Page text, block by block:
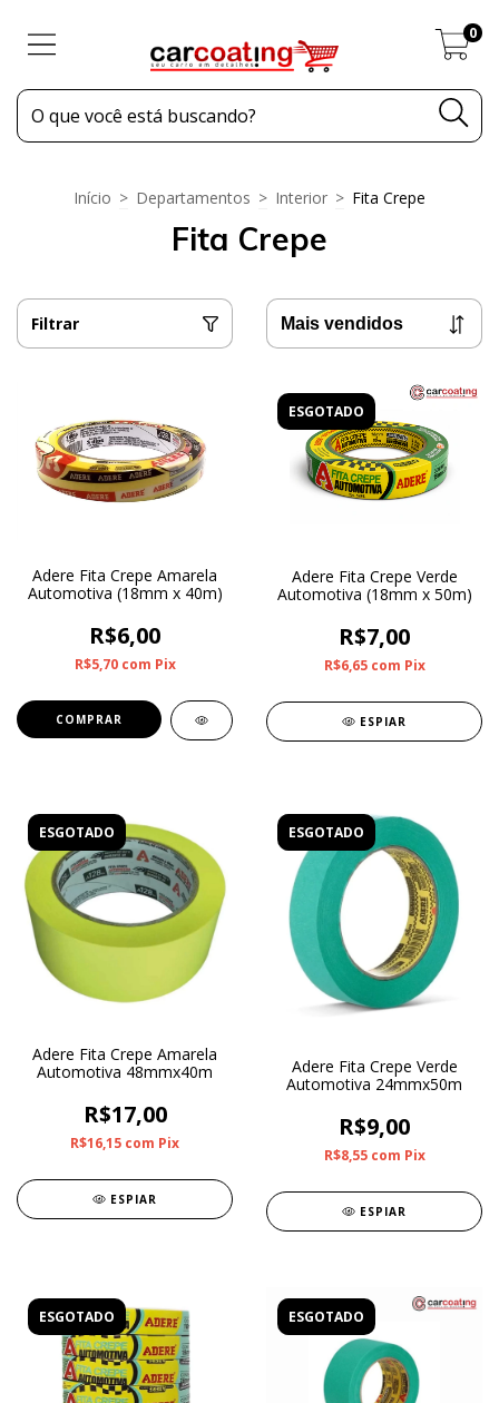
0
Início > Departamentos > Interior > Fita Crepe
Fita Crepe
Filtrar
Adere Fita Crepe Amarela
Automotiva (18mm x 40m)
R$6,00
R$5,70 com Pix
ESGOTADO
Adere Fita Crepe Verde
Automotiva (18mm x 50m)
R$7,00
R$6,65 com Pix
ESPIAR
ESGOTADO
Adere Fita Crepe Amarela
Automotiva 48mmx40m
R$17,00
R$16,15 com Pix
ESPIAR
ESGOTADO
Adere Fita Crepe Verde
Automotiva 24mmx50m
R$9,00
R$8,55 com Pix
ESPIAR
ESGOTADO ESGOTADO